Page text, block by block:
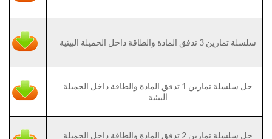
سلسلة تمارين 3 تدفق المادة والطاقة داخل الحميلة البيئية
حل سلسلة تمارين 1 تدفق المادة والطاقة داخل الحميلة
البيئية
حل سلسلة تمارين 2 تدفق المادة والطاقة داخل الحميلة